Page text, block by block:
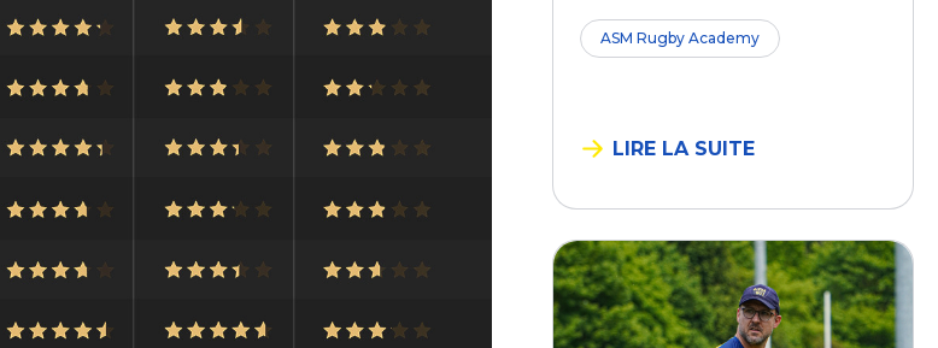
ASM Rugby Academy
LIRE LA SUITE